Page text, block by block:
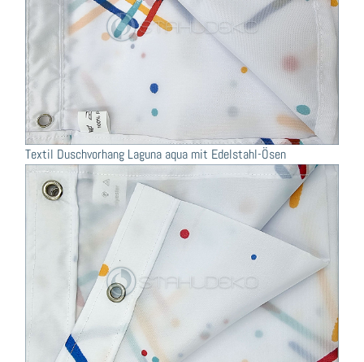
Textil Duschvorhang Laguna aqua mit Edelstahl-Ösen